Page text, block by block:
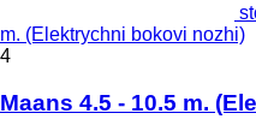
m. (Elektrychni bokovi nozhi)
4
Maans 4.5 - 10.5 m.